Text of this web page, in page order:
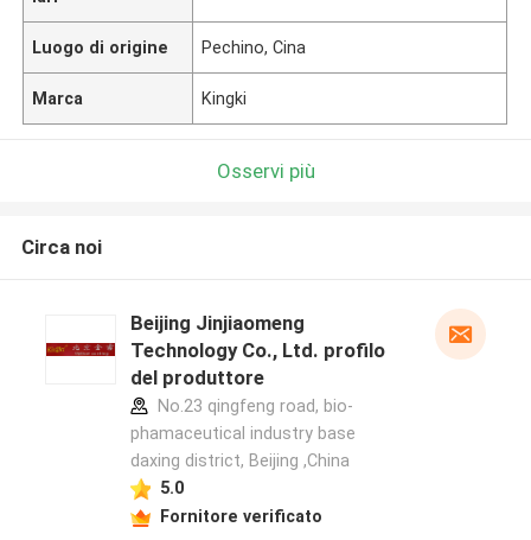
Luogo di origine Pechino, Cina
Marca Kingki
Osservi più
Circa noi
Beijing Jinjiaomeng
Technology Co., Ltd. profilo
del produttore
No.23 qingfeng road, bio-
phamaceutical industry base
daxing district, Beijing ,China
5.0
Fornitore verificato